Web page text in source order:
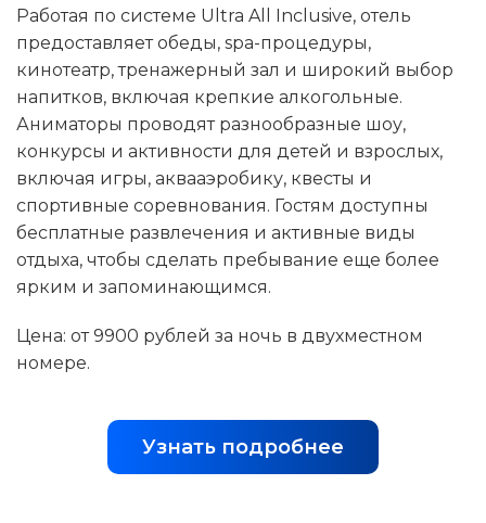
Работая по системе Ultra All Inclusive, отель
предоставляет обеды, spa-процедуры,
кинотеатр, тренажерный зал и широкий выбор
напитков, включая крепкие алкогольные.
Аниматоры проводят разнообразные шоу,
конкурсы и активности для детей и взрослых,
включая игры, аквааэробику, квесты и
спортивные соревнования. Гостям доступны
бесплатные развлечения и активные виды
отдыха, чтобы сделать пребывание еще более
ярким и запоминающимся.
Цена: от 9900 рублей за ночь в двухместном
номере.
Узнать подробнее